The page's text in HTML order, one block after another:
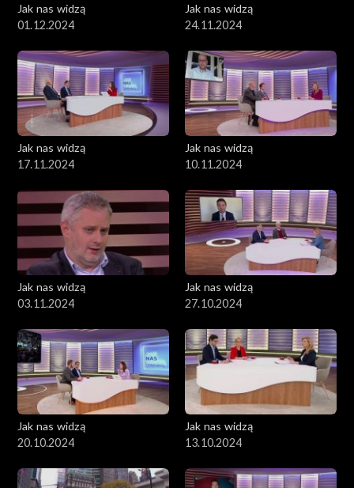
Jak nas widzą
01.12.2024
Jak nas widzą
24.11.2024
Jak nas widzą
17.11.2024
Jak nas widzą
10.11.2024
Jak nas widzą
03.11.2024
Jak nas widzą
27.10.2024
Jak nas widzą
20.10.2024
Jak nas widzą
13.10.2024